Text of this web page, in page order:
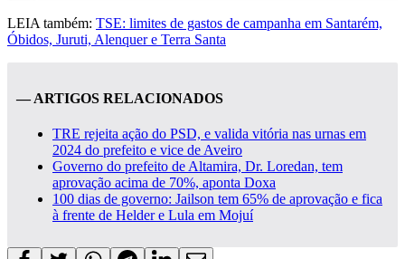
LEIA também: TSE: limites de gastos de campanha em Santarém,
Óbidos, Juruti, Alenquer e Terra Santa
— ARTIGOS RELACIONADOS
TRE rejeita ação do PSD, e valida vitória nas urnas em
2024 do prefeito e vice de Aveiro
Governo do prefeito de Altamira, Dr. Loredan, tem
aprovação acima de 70%, aponta Doxa
100 dias de governo: Jailson tem 65% de aprovação e fica
à frente de Helder e Lula em Mojuí